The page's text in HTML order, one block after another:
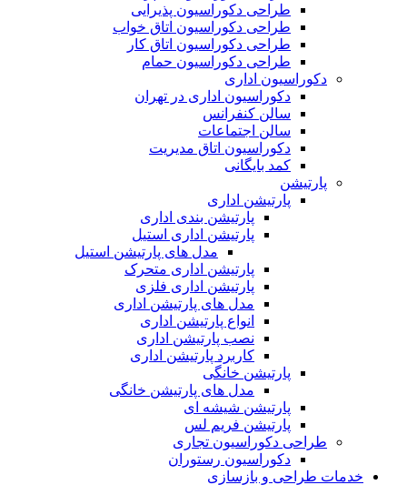
طراحی دکوراسیون پذیرایی
طراحی دکوراسیون اتاق خواب
طراحی دکوراسیون اتاق کار
طراحی دکوراسیون حمام
دکوراسیون اداری
دکوراسیون اداری در تهران
سالن کنفرانس
سالن اجتماعات
دکوراسیون اتاق مدیریت
کمد بایگانی
پارتیشن
پارتیشن اداری
پارتیشن بندی اداری
پارتیشن اداری استیل
مدل های پارتیشن استیل
پارتیشن اداری متحرک
پارتیشن اداری فلزی
مدل های پارتیشن اداری
انواع پارتیشن اداری
نصب پارتیشن اداری
کاربرد پارتیشن اداری
پارتیشن خانگی
مدل های پارتیشن خانگی
پارتیشن شیشه ای
پارتیشن فریم لس
طراحی دکوراسیون تجاری
دکوراسیون رستوران
خدمات طراحی و بازسازی